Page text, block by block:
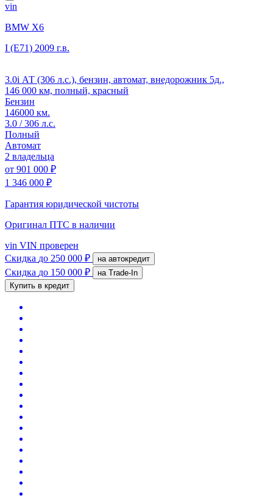
vin
BMW X6
I (E71) 2009 г.в.
3.0i АТ (306 л.с.), бензин, автомат, внедорожник 5д.,
146 000 км, полный, красный
Бензин
146000 км.
3.0 / 306 л.с.
Полный
Автомат
2 владельца
от 901 000 ₽
1 346 000 ₽
Гарантия юридической чистоты
Оригинал ПТС в наличии
vin VIN проверен
Скидка до 250 000 ₽ на автокредит
Скидка до 150 000 ₽
на Trade-In
Купить в кредит